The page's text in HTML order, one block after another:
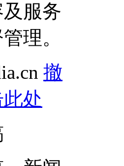
服务
理。
撤
处